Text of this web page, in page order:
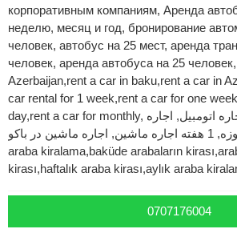
корпоративным компаниям, Aренда
неделю, месяц и год, бронирование
человек, автобус на 25 мест, аренда
человек, аренда автобуса на 25
Azerbaijan,rent a car in baku,rent a car in
car rental for 1 week,rent a car for one
day,rent a car for monthly, فروش خودرو, اجاره اتومبیل, اجاره
ماشین 1 روزه, 1 هفته اجاره ماشین, اجاره ماشین در باکو,baküde
araba kiralama,baküde arabaların
kirası,haftalık araba kirası,aylık araba
0707176004